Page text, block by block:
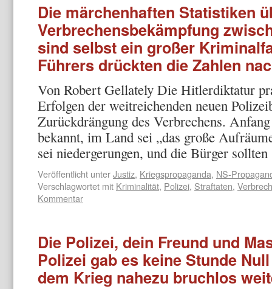
Die märchenhaften Statistiken
Verbrechensbekämpfung
sind selbst ein großer
Führers drückten die Zahlen
Von Robert Gellately Die Hitlerdiktatur
Erfolgen der weitrei­chenden neuen
Zurückdrängung des Verbre­chens.
bekannt, im Land sei „das große
sei niedergerungen, und die Bürger
Veröffentlicht unterJustiz, Kriegspropaganda, NS-
Verschlagwortet mit Kriminalität, Polizei, Straftaten,
Kommentar
Die Polizei, dein Freund und
Polizei gab es keine Stunde
dem Krieg nahezu bruchlos